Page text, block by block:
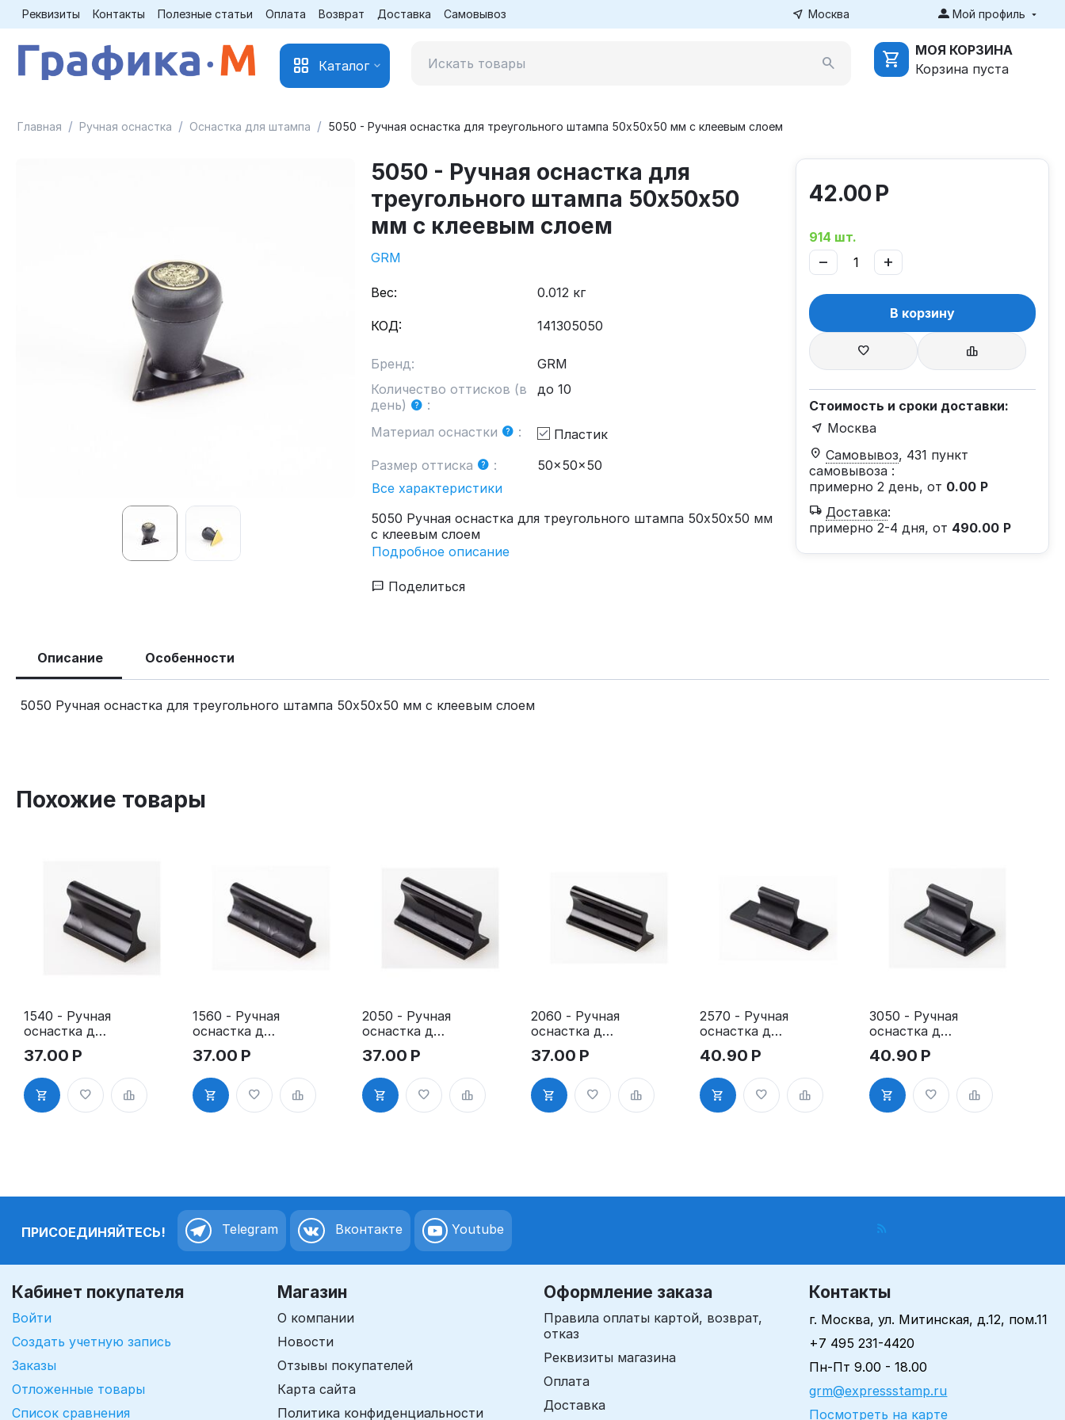
Реквизиты Контакты Полезные статьи Оплата Возврат Доставка Самовывоз Москва Мой профиль
Каталог
МОЯ КОРЗИНА
Корзина пуста
Главная / Ручная оснастка / Оснастка для штампа / 5050 - Ручная оснастка для треугольного штампа 50х50х50 мм с клеевым слоем
5050 - Ручная оснастка для
треугольного штампа 50х50х50
мм с клеевым слоем
GRM
Вес: 0.012 кг
КОД: 141305050
Бренд:
GRM
Количество оттисков (в
день)
:
до 10
Материал оснастки :
Пластик
Размер оттиска
:
50x50x50
Все характеристики
5050 Ручная оснастка для треугольного штампа 50х50х50 мм
с клеевым слоем
Подробное описание
42.00Р
914 шт.
+
−
В корзину
Стоимость и сроки доставки:
Москва
Самовывоз, 431 пункт
самовывоза :
примерно 2 день, от 0.00 Р
Доставка:
примерно 2-4 дня, от 490.00 Р
Поделиться
Описание Особенности
5050 Ручная оснастка для треугольного штампа 50х50х50 мм с клеевым слоем
Похожие товары
1540 - Ручная
оснастка для
штампа
15х40 мм с
клеевым
слоем
37.00 Р
1560 - Ручная
оснастка для
штампа
15х60 мм с
клеевым
слоем
37.00 Р
2050 - Ручная
оснастка для
штампа
20х50 мм с
клеевым
слоем
37.00 Р
2060 - Ручная
оснастка для
штампа
20х60 мм с
клеевым
слоем
37.00 Р
2570 - Ручная
оснастка для
штампа
25х70 мм с
клеевым
слоем
40.90 Р
3050 - Ручная
оснастка для
штампа
30х50 мм с
клеевым
слоем
40.90 Р
ПРИСОЕДИНЯЙТЕСЬ! Telegram Вконтакте Youtube
Кабинет покупателя
Войти
Создать учетную запись
Заказы
Отложенные товары
Список сравнения
Магазин
О компании
Новости
Отзывы покупателей
Карта сайта
Политика конфиденциальности
Оформление заказа
Правила оплаты картой, возврат,
отказ
Реквизиты магазина
Оплата
Доставка
Контакты
г. Москва, ул. Митинская, д.12, пом.11
+7 495 231-4420
Пн-Пт 9.00 - 18.00
grm@expressstamp.ru
Посмотреть на карте